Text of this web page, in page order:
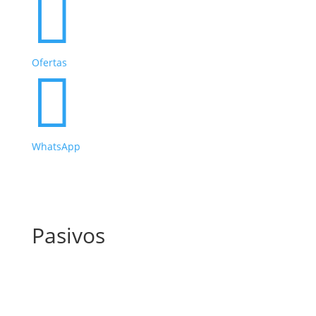

Ofertas

WhatsApp
Pasivos